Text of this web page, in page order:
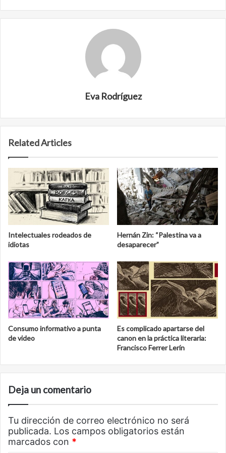
Eva Rodríguez
Related Articles
Intelectuales rodeados de
idiotas
Hernán Zin: “Palestina va a
desaparecer”
Consumo informativo a punta
de video
Es complicado apartarse del
canon en la práctica literaria:
Francisco Ferrer Lerín
Deja un comentario
Tu dirección de correo electrónico no será
publicada. Los campos obligatorios están
marcados con *